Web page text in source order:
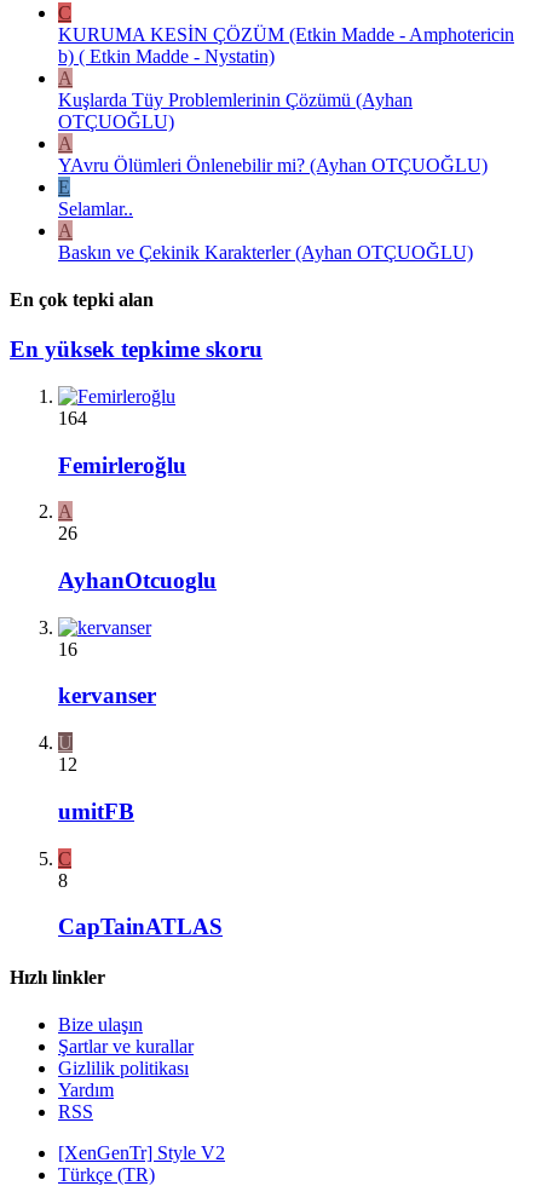
C
KURUMA KESİN ÇÖZÜM (Etkin Madde - Amphotericin
b) ( Etkin Madde - Nystatin)
A
Kuşlarda Tüy Problemlerinin Çözümü (Ayhan
OTÇUOĞLU)
A
YAvru Ölümleri Önlenebilir mi? (Ayhan OTÇUOĞLU)
E
Selamlar..
A
Baskın ve Çekinik Karakterler (Ayhan OTÇUOĞLU)
En çok tepki alan
En yüksek tepkime skoru
164
Femirleroğlu
A
26
AyhanOtcuoglu
16
kervanser
U
12
umitFB
C
8
CapTainATLAS
Hızlı linkler
Bize ulaşın
Şartlar ve kurallar
Gizlilik politikası
Yardım
RSS
[XenGenTr] Style V2
Türkçe (TR)